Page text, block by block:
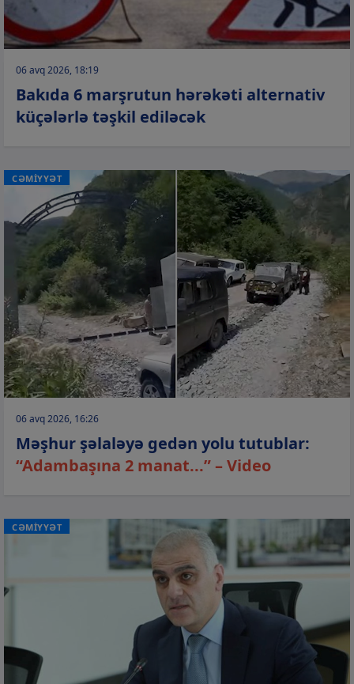
06 avq 2026, 18:19
Bakıda 6 marşrutun hərəkəti alternativ
küçələrlə təşkil ediləcək
CƏMİYYƏT
06 avq 2026, 16:26
Məşhur şəlaləyə gedən yolu tutublar:
“Adambaşına 2 manat...” – Video
CƏMİYYƏT